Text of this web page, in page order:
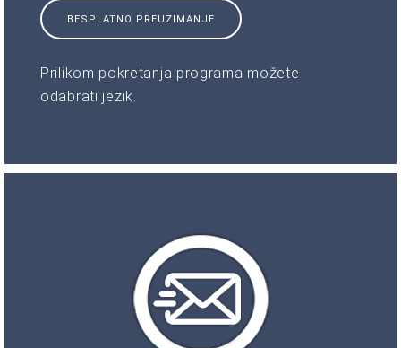
BESPLATNO PREUZIMANJE
Prilikom pokretanja programa možete
odabrati jezik.